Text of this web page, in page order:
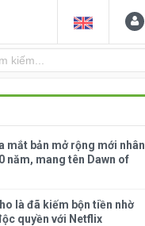
mắt bản mở rộng mới nhân
năm, mang tên Dawn of
là đã kiếm bộn tiền nhờ
quyền với Netflix